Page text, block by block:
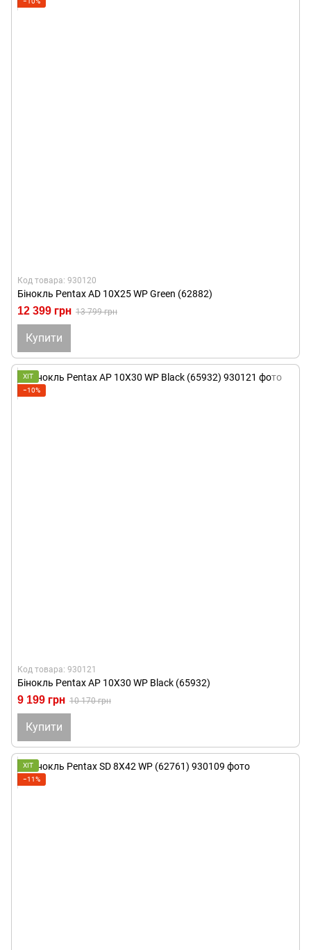
Код товара: 930120
Бінокль Pentax AD 10X25 WP Green (62882)
12 399 грн 13 799 грн
Купити
ХІТ
−10%
Код товара: 930121
Бінокль Pentax AP 10X30 WP Black (65932)
9 199 грн 10 170 грн
Купити
ХІТ
−11%